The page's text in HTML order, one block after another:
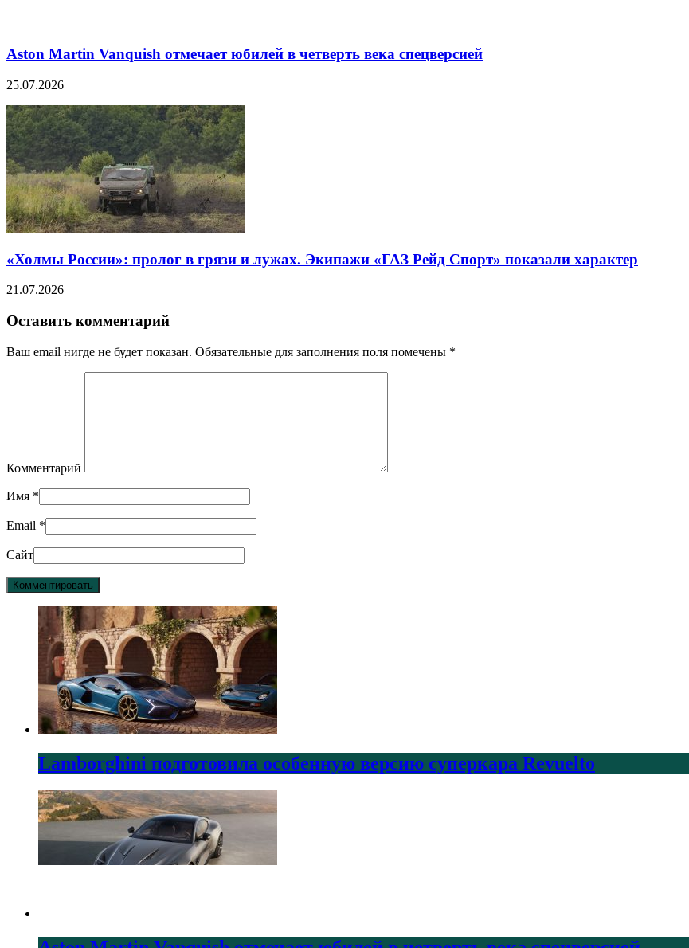
Aston Martin Vanquish отмечает юбилей в четверть века спецверсией
25.07.2026
«Холмы России»: пролог в грязи и лужах. Экипажи «ГАЗ Рейд Спорт» показали характер
21.07.2026
Оставить комментарий
Ваш email нигде не будет показан. Обязательные для заполнения поля помечены *
Комментарий
Имя *
Email *
Сайт
Lamborghini подготовила особенную версию суперкара Revuelto